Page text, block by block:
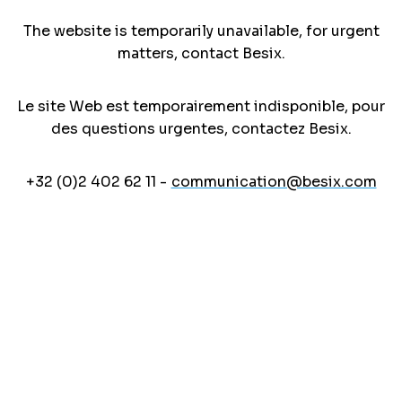
The website is temporarily unavailable, for urgent
matters, contact Besix.
Le site Web est temporairement indisponible, pour
des questions urgentes, contactez Besix.
+32 (0)2 402 62 11 - communication@besix.com